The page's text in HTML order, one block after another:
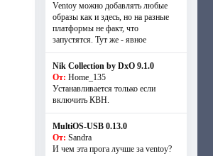
Ventoy можно добавлять любые
образы как и здесь, но на разные
платформы не факт, что
запустятся. Тут же - явное
Nik Collection by DxO 9.1.0
От: Home_135
Устанавливается только если
включить КВН.
MultiOS-USB 0.13.0
От: Sandra
И чем эта прога лучше за ventoy?